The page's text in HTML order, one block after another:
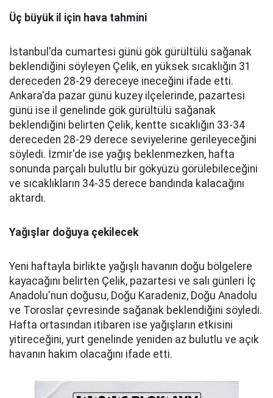
Üç büyük il için hava tahmini
İstanbul'da cumartesi günü gök gürültülü sağanak
beklendiğini söyleyen Çelik, en yüksek sıcaklığın 31
dereceden 28-29 dereceye ineceğini ifade etti.
Ankara'da pazar günü kuzey ilçelerinde, pazartesi
günü ise il genelinde gök gürültülü sağanak
beklendiğini belirten Çelik, kentte sıcaklığın 33-34
dereceden 28-29 derece seviyelerine gerileyeceğini
söyledi. İzmir'de ise yağış beklenmezken, hafta
sonunda parçalı bulutlu bir gökyüzü görülebileceğini
ve sıcaklıkların 34-35 derece bandında kalacağını
aktardı.
Yağışlar doğuya çekilecek
Yeni haftayla birlikte yağışlı havanın doğu bölgelere
kayacağını belirten Çelik, pazartesi ve salı günleri İç
Anadolu'nun doğusu, Doğu Karadeniz, Doğu Anadolu
ve Toroslar çevresinde sağanak beklendiğini söyledi.
Hafta ortasından itibaren ise yağışların etkisini
yitireceğini, yurt genelinde yeniden az bulutlu ve açık
havanın hakim olacağını ifade etti.